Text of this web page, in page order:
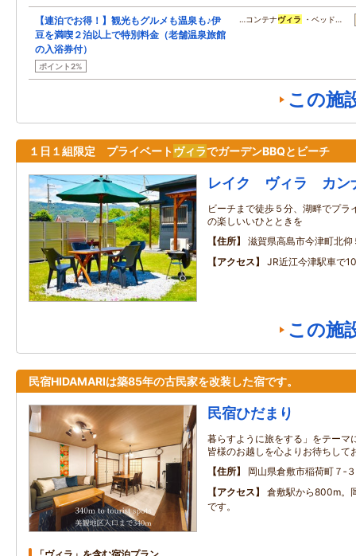
【連泊でお得！】観光もグルメも温泉も♪伊
豆を満喫２泊以上で特別料金（老舗温泉旅館
の入浴券付）
ポイント2%
…コンテナヴィラ ・ベッド…
この施
１日１組限定 プライベートヴィラでガーデンBBQとビーチ
レイク ヴィラ カン
ビーチまで徒歩５分、湖畔でプラ
の楽しいいひとときを
住所
滋賀県高島市今津町北仰
アクセス
JR近江今津駅車で
この施
民宿HIDAMARIは築85年の古民家を改装した宿です。
民宿ひだまり
暮らすように旅をする」をテーマ
皆様のお越しを心よりお待ちして
住所
岡山県倉敷市稲荷町７‐
アクセス
倉敷駅から800m。
です。